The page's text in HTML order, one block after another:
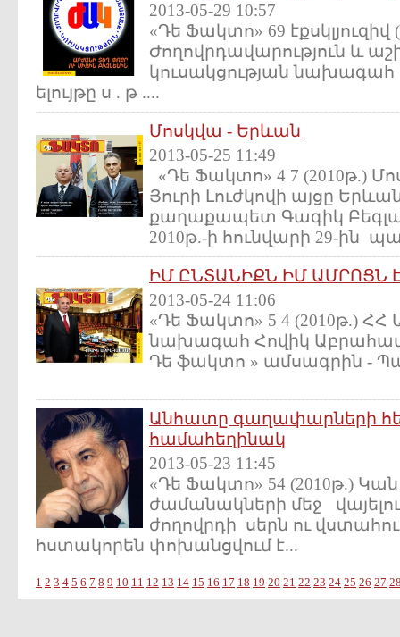
2013-05-29 10:57
«Դե Ֆակտո» 69 էքսկլյուզիվ
Ժողովրդավարություն և
կուսակցության
ելույթը ս . թ ....
Մոսկվա - Երևան
2013-05-25 11:49
«Դե Ֆակտո» 4 7 (2010թ.)
Յուրի Լուժկովի այցը
քաղաքապետ Գագիկ
2010թ.-ի հունվարի 29-ին
ԻՄ ԸՆՏԱՆԻՔՆ ԻՄ ԱՄՐՈՑՆ
2013-05-24 11:06
«Դե Ֆակտո» 5 4 (2010թ.)
նախագահ Հովիկ
Դե ֆակտո » ամսագրին -
Անհատը գաղափարների
համահեղինակ
2013-05-23 11:45
«Դե Ֆակտո» 54 (2010թ.)
ժամանակների մեջ
ժողովրդի սերն ու
հստակորեն փոխանցվում է...
1 2 3 4 5 6 7 8 9 10 11 12 13 14 15 16 17 18 19 20 21 22 23 24 25 26 27